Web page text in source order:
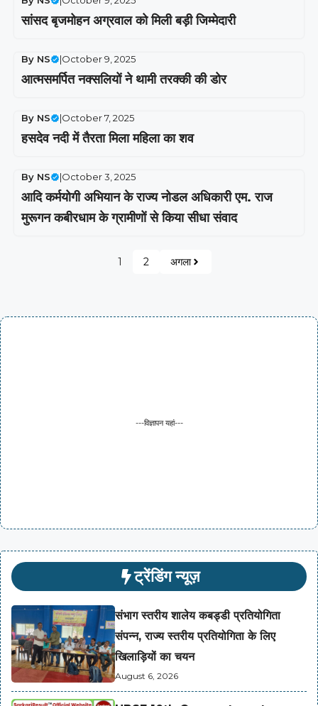
सांसद बृजमोहन अग्रवाल को मिली बड़ी जिम्मेदारी
By NS |October 9, 2025
आत्मसमर्पित नक्सलियों ने थामी तरक्की की डोर
By NS |October 7, 2025
हसदेव नदी में तैरता मिला महिला का शव
By NS |October 3, 2025
आदि कर्मयोगी अभियान के राज्य नोडल अधिकारी एम. राज
मुरूगन कबीरधाम के ग्रामीणों से किया सीधा संवाद
1 2 अगला
---विज्ञापन यहां---
ट्रेंडिंग न्यूज़
संभाग स्तरीय शालेय कबड्डी प्रतियोगिता
संपन्न, राज्य स्तरीय प्रतियोगिता के लिए
खिलाड़ियों का चयन
August 6, 2026